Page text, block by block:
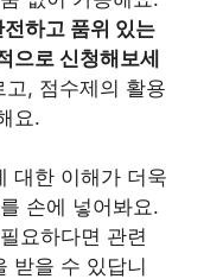
하고 품위 있는
으로 신청해보세
, 점수제의 활용
요.
대한 이해가 더욱
손에 넣어봐요.
요하다면 관련
받을 수 있답니